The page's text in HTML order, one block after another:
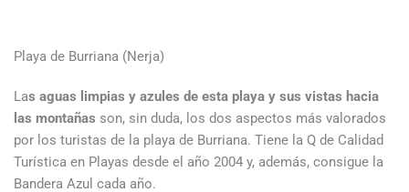
Playa de Burriana (Nerja)
Las aguas limpias y azules de esta playa y sus vistas hacia
las montañas son, sin duda, los dos aspectos más valorados
por los turistas de la playa de Burriana. Tiene la Q de Calidad
Turística en Playas desde el año 2004 y, además, consigue la
Bandera Azul cada año.